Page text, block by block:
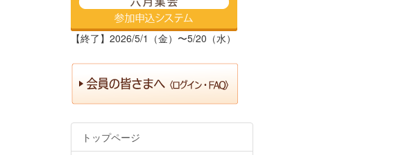
【終了】2026/5/1（金）〜5/20（水）
トップページ